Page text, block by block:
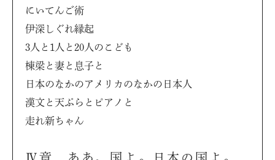
にいてんご術
伊深しぐれ縁起
3人と1人と20人のこども
棟梁と妻と息子と
日本のなかのアメリカのなかの日本人
漢文と天ぷらとピアノと
走れ新ちゃん